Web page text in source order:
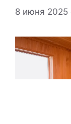
8 июня 2025